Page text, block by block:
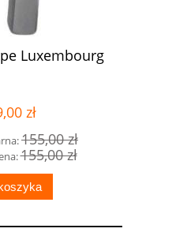
Luxembourg
zł
155,00 zł
155,00 zł